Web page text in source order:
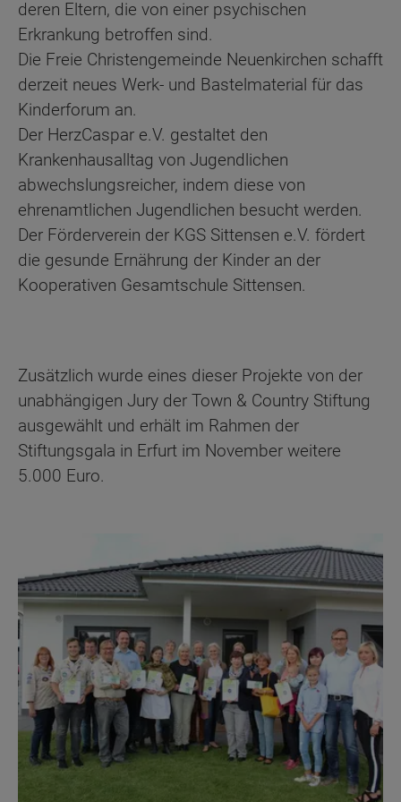
deren Eltern, die von einer psychischen
Erkrankung betroffen sind.
Die Freie Christengemeinde Neuenkirchen schafft
derzeit neues Werk- und Bastelmaterial für das
Kinderforum an.
Der HerzCaspar e.V. gestaltet den
Krankenhausalltag von Jugendlichen
abwechslungsreicher, indem diese von
ehrenamtlichen Jugendlichen besucht werden.
Der Förderverein der KGS Sittensen e.V. fördert
die gesunde Ernährung der Kinder an der
Kooperativen Gesamtschule Sittensen.
Zusätzlich wurde eines dieser Projekte von der
unabhängigen Jury der Town & Country Stiftung
ausgewählt und erhält im Rahmen der
Stiftungsgala in Erfurt im November weitere
5.000 Euro.